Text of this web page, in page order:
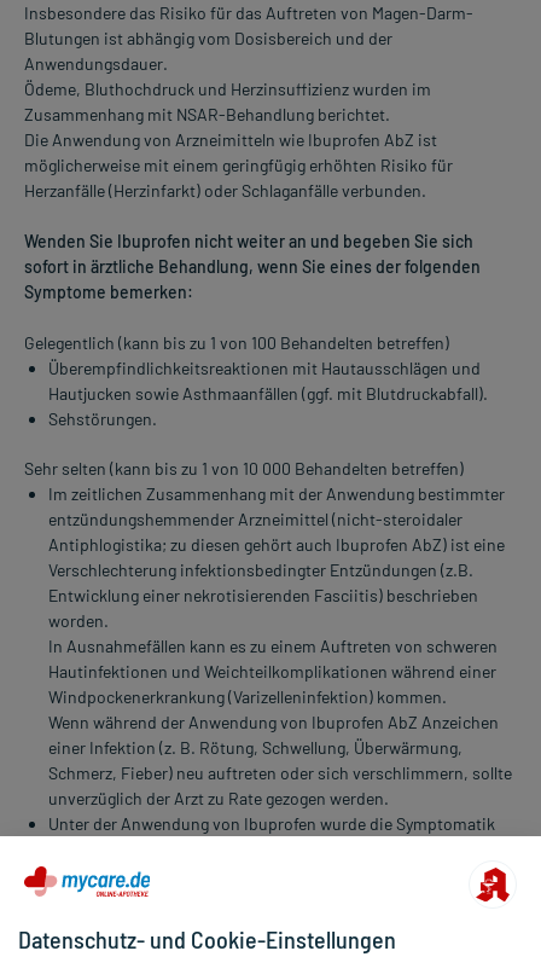
Insbesondere das Risiko für das Auftreten von Magen-Darm-
Blutungen ist abhängig vom Dosisbereich und der
Anwendungsdauer.
Ödeme, Bluthochdruck und Herzinsuffizienz wurden im
Zusammenhang mit NSAR-Behandlung berichtet.
Die Anwendung von Arzneimitteln wie Ibuprofen AbZ ist
möglicherweise mit einem geringfügig erhöhten Risiko für
Herzanfälle (Herzinfarkt) oder Schlaganfälle verbunden.
Wenden Sie Ibuprofen nicht weiter an und begeben Sie sich
sofort in ärztliche Behandlung, wenn Sie eines der folgenden
Symptome bemerken:
Gelegentlich (kann bis zu 1 von 100 Behandelten betreffen)
Überempfindlichkeitsreaktionen mit Hautausschlägen und
Hautjucken sowie Asthmaanfällen (ggf. mit Blutdruckabfall).
Sehstörungen.
Sehr selten (kann bis zu 1 von 10 000 Behandelten betreffen)
Im zeitlichen Zusammenhang mit der Anwendung bestimmter
entzündungshemmender Arzneimittel (nicht-steroidaler
Antiphlogistika; zu diesen gehört auch Ibuprofen AbZ) ist eine
Verschlechterung infektionsbedingter Entzündungen (z.B.
Entwicklung einer nekrotisierenden Fasciitis) beschrieben
worden.
In Ausnahmefällen kann es zu einem Auftreten von schweren
Hautinfektionen und Weichteilkomplikationen während einer
Windpockenerkrankung (Varizelleninfektion) kommen.
Wenn während der Anwendung von Ibuprofen AbZ Anzeichen
einer Infektion (z. B. Rötung, Schwellung, Überwärmung,
Schmerz, Fieber) neu auftreten oder sich verschlimmern, sollte
unverzüglich der Arzt zu Rate gezogen werden.
Unter der Anwendung von Ibuprofen wurde die Symptomatik
(aseptischen Meningitis) wie starke Kopfschmerzen, Übelkeit,
Erbrechen, Fieber, Nackensteifigkeit oder
für Patienten zu bestehen, die bereits an bestimmten
Datenschutz- und Cookie-Einstellungen